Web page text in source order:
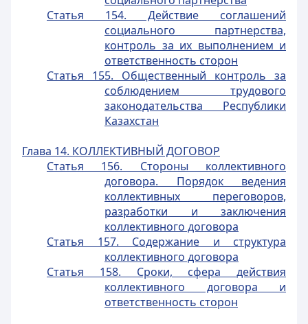
Статья 154. Действие соглашений
социального партнерства,
контроль за их выполнением и
ответственность сторон
Статья 155. Общественный контроль за
соблюдением трудового
законодательства Республики
Казахстан
Глава 14. КОЛЛЕКТИВНЫЙ ДОГОВОР
Статья 156. Стороны коллективного
договора. Порядок ведения
коллективных переговоров,
разработки и заключения
коллективного договора
Статья 157. Содержание и структура
коллективного договора
Статья 158. Сроки, сфера действия
коллективного договора и
ответственность сторон